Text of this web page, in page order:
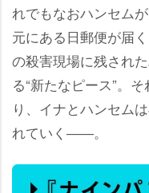
れでもなおハンセム
元にある日郵便が届
の殺害現場に残され
る“新たなピース”。
り、イナとハンセム
れていく――。